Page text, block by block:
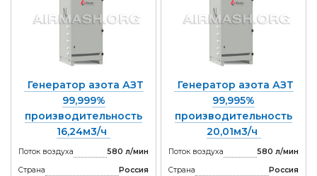
Генератор азота АЗТ
99,999%
производительность
16,24м3/ч
Поток воздуха
580 л/мин
Страна
Россия
Генератор азота АЗТ
99,995%
производительность
20,01м3/ч
Поток воздуха
580 л/мин
Страна
Россия